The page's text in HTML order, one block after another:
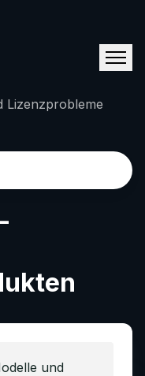
Lizenzprobleme
und